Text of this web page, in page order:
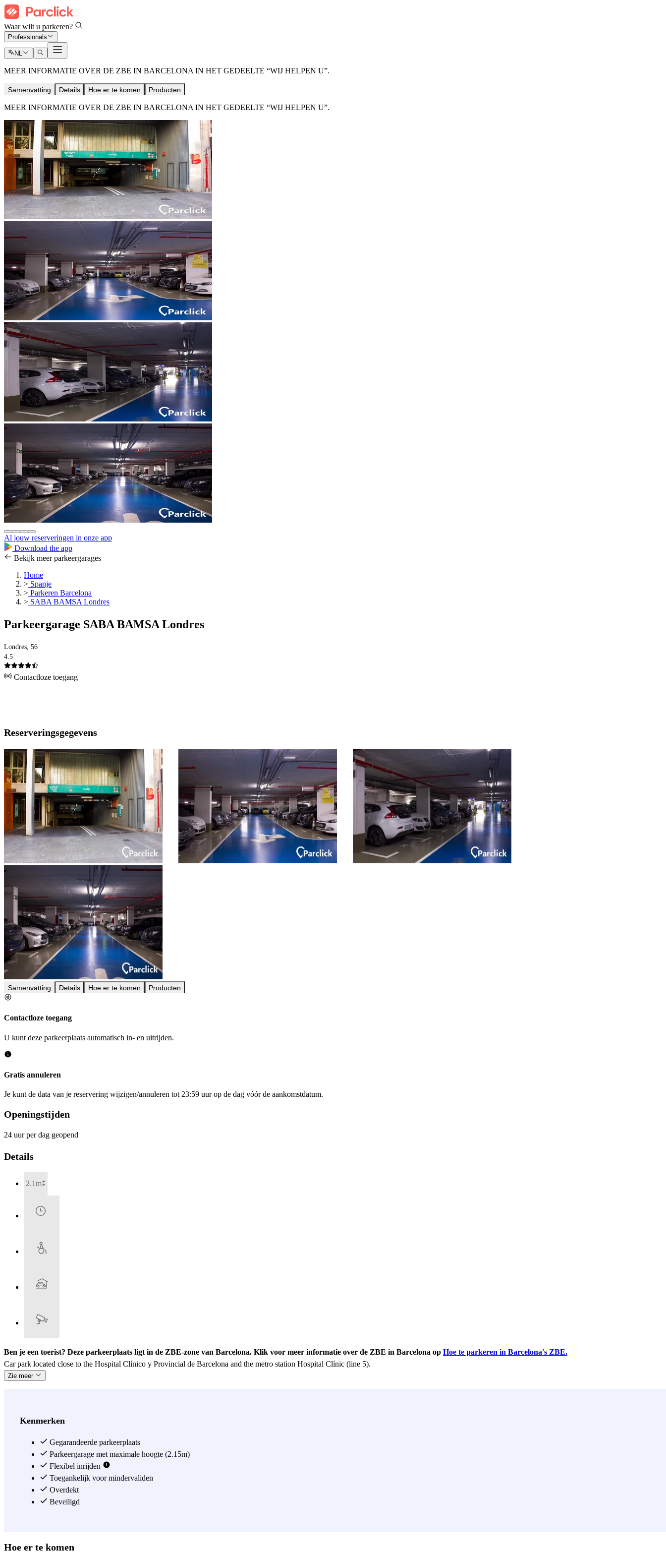
Waar wilt u parkeren?
Professionals
NL
MEER INFORMATIE OVER DE ZBE IN BARCELONA IN HET GEDEELTE “WIJ HELPEN U”.
Samenvatting Details Hoe er te komen Producten
MEER INFORMATIE OVER DE ZBE IN BARCELONA IN HET GEDEELTE “WIJ HELPEN U”.
Al jouw reserveringen in onze app
Download the app
Bekijk meer parkeergarages
Home
> Spanje
> Parkeren Barcelona
> SABA BAMSA Londres
Parkeergarage SABA BAMSA Londres
Londres, 56
4.5
Contactloze toegang
Reserveringsgegevens
Samenvatting Details Hoe er te komen Producten
Contactloze toegang
U kunt deze parkeerplaats automatisch in- en uitrijden.
Gratis annuleren
Je kunt de data van je reservering wijzigen/annuleren tot 23:59 uur op de dag vóór de aankomstdatum.
Openingstijden
24 uur per dag geopend
Details
2.1m
Ben je een toerist? Deze parkeerplaats ligt in de ZBE-zone van Barcelona. Klik voor meer informatie over de ZBE in Barcelona op Hoe te parkeren in Barcelona's ZBE.
Car park located close to the Hospital Clínico y Provincial de Barcelona and the metro station Hospital Clínic (line 5).
Zie meer
Kenmerken
Gegarandeerde parkeerplaats
Parkeergarage met maximale hoogte (2.15m)
Flexibel inrijden
Toegankelijk voor mindervaliden
Overdekt
Beveiligd
Hoe er te komen